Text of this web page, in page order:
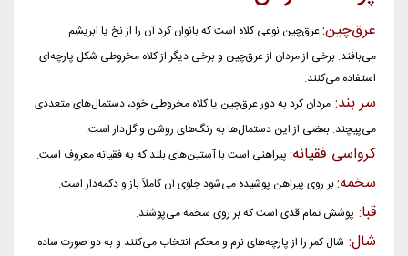
عرق‌چین:عرق‌چین نوعی کلاه است که بانوان کرد آن را از نخ یا ابریشم
می‌بافند. برخی از مردان از عرق‌چین و برخی دیگر از کلاه مخروطی شکل پارچه‌ای
استفاده می‌کنند.
سر بند: مردان کرد به دور عرق‌چین یا کلاه مخروطی خود، دستمال‌های متعددی
می‌پیچند.‌ بعضی از این دستمال‌ها به رنگ‌های روشن و گل‌دار است.
کرواسی فقیانه: پیراهنی است با آستین‌های بلند که به فقیانه معروف است.
سخمه:بر روی پیراهن پوشیده می‌شود جلوی آن کاملاً باز و دکمه‌دار است.
قبا: پوشش تمام قدی است که بر روی سخمه می‌پوشند.
شال: شال کمر را از پارچه‌های نرم و محکم انتخاب می‌کنند و به دو صورت ساده